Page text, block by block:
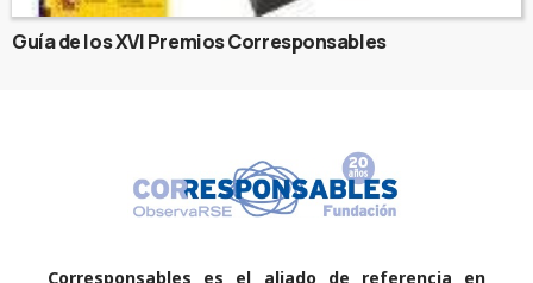
Guía de los XVI Premios Corresponsables
Corresponsables es el aliado de referencia en